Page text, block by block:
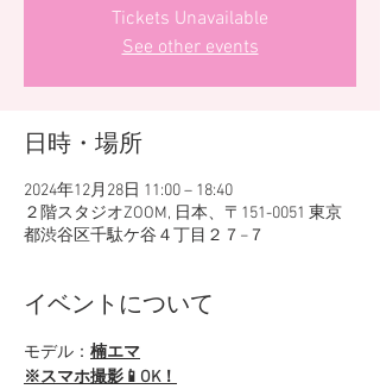
Tickets Unavailable
See other events
日時・場所
2024年12月28日 11:00 – 18:40
２階スタジオZOOM, 日本、〒151-0051 東京
都渋谷区千駄ケ谷４丁目２７−７
イベントについて
モデル： 楠エマ
※スマホ撮影📱OK！